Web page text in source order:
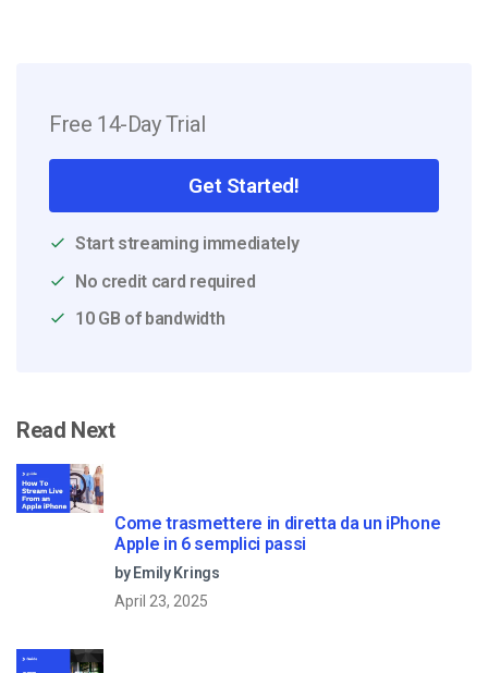
Free 14-Day Trial
Get Started!
Start streaming immediately
No credit card required
10 GB of bandwidth
Read Next
Come trasmettere in diretta da un iPhone
Apple in 6 semplici passi
by Emily Krings
April 23, 2025